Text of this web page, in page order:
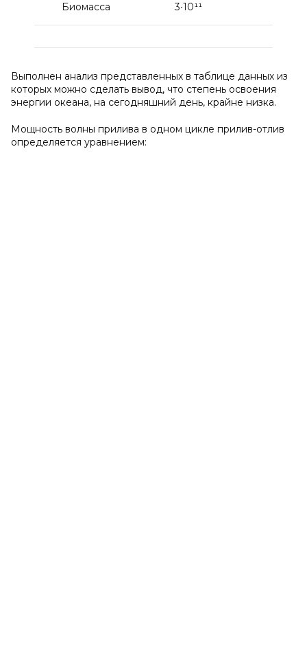
Биомасса 3∙10¹¹
Выполнен анализ представленных в таблице данных из
которых можно сделать вывод, что степень освоения
энергии океана, на сегодняшний день, крайне низка.
Мощность волны прилива в одном цикле прилив-отлив
определяется уравнением: